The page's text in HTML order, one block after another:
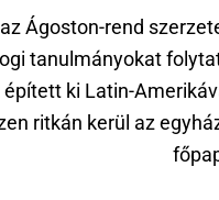
Ágoston-rend
tanulmányokat
ki Latin-
ritkán kerül az